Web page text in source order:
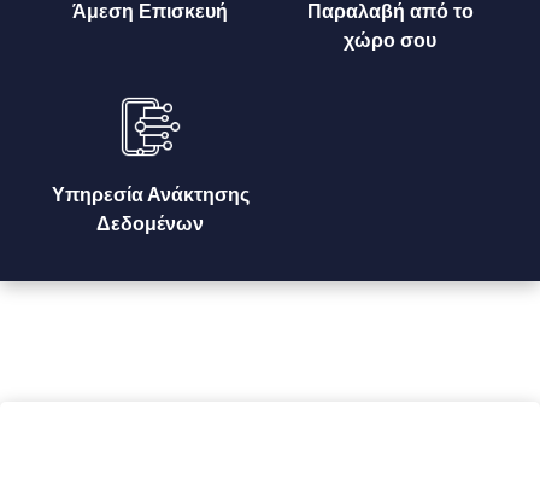
Άμεση Επισκευή
Παραλαβή από το
χώρο σου
Υπηρεσία Ανάκτησης
Δεδομένων